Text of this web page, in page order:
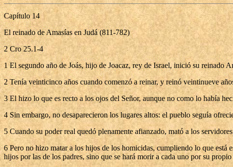
Capítulo 14
El reinado de Amasías en Judá (811-782)
2 Cro 25.1-4
1 El segundo año de Joás, hijo de Joacaz, rey de Israel, inició su reinado
2 Tenía veinticinco años cuando comenzó a reinar, y reinó veintinueve
3 El hizo lo que es recto a los ojos del Señor, aunque no como lo había
4 Sin embargo, no desaparecieron los lugares altos: el pueblo seguía
5 Cuando su poder real quedó plenamente afianzado, mató a los
6 Pero no hizo matar a los hijos de los homicidas, cumpliendo lo que
hijos por las de los padres, sino que se hará morir a cada uno por su propio